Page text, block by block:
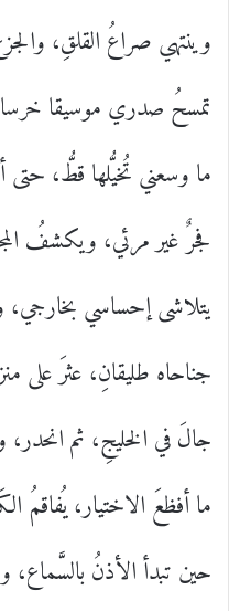
وينتهي صراعُ القلقِ،
تمسحُ صدري موسيقا
ما وسعني تُخيُّلها قطُّ،
فجرٌ غير مرئي، ويكشفُ
يتلاشى إحساسي بخارجي،
جناحاه طليقانِ، عثرَ على
جالَ في الخليجِ، ثم انحدر،
ما أفظعَ الاختيار، يُفاقمُ
حين تبدأ الأذنُ بالسَّماع،